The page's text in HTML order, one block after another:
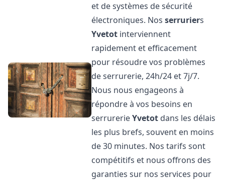
et de systèmes de sécurité
électroniques. Nosserruriers
Yvetot interviennent
rapidement et efficacement
pour résoudre vos problèmes
de serrurerie, 24h/24 et 7j/7.
Nous nous engageons à
répondre à vos besoins en
serrurerieYvetot dans les délais
les plus brefs, souvent en moins
de 30 minutes. Nos tarifs sont
compétitifs et nous offrons des
garanties sur nos services pour